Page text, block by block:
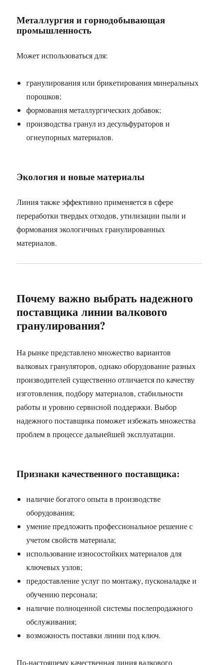
Металлургия и горнодобывающая
промышленность
Может использоваться для:
гранулирования или брикетирования минеральных
порошков;
формования металлургических добавок;
производства гранул из десульфураторов и
огнеупорных материалов.
Экология и новые материалы
Линия также эффективно применяется в сфере
переработки твердых отходов, утилизации пыли и
формования экологичных гранулированных
материалов.
Почему важно выбрать надежного
поставщика линии валкового
гранулирования?
На рынке представлено множество вариантов
валковых грануляторов, однако оборудование разных
производителей существенно отличается по качеству
изготовления, подбору материалов, стабильности
работы и уровню сервисной поддержки. Выбор
надежного поставщика поможет избежать множества
проблем в процессе дальнейшей эксплуатации.
Признаки качественного поставщика:
наличие богатого опыта в производстве
оборудования;
умение предложить профессиональное решение с
учетом свойств материала;
использование износостойких материалов для
ключевых узлов;
предоставление услуг по монтажу, пусконаладке и
обучению персонала;
наличие полноценной системы послепродажного
обслуживания;
возможность поставки линии под ключ.
По-настоящему качественная линия валкового